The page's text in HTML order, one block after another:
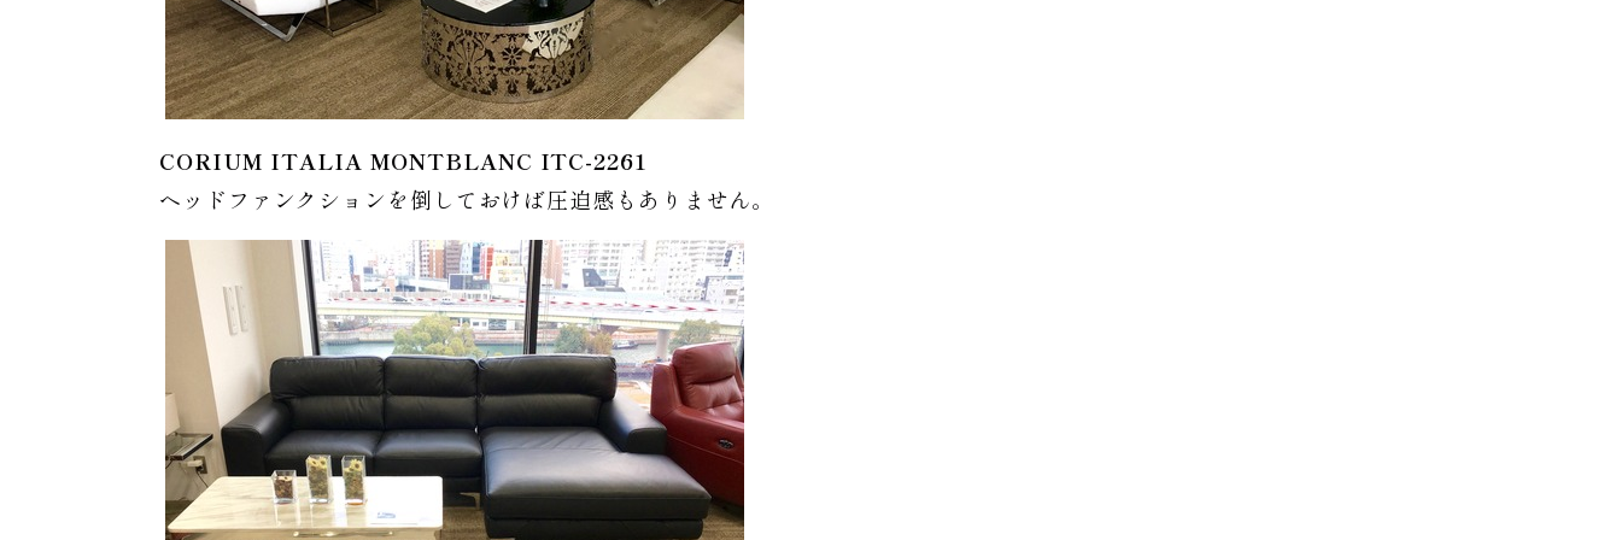
CORIUM ITALIA MONTBLANC ITC-2261
ヘッドファンクションを倒しておけば圧迫感もありません。